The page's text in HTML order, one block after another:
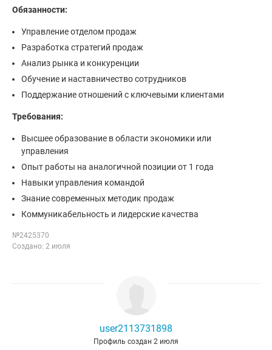
Обязанности:
Управление отделом продаж
Разработка стратегий продаж
Анализ рынка и конкуренции
Обучение и наставничество сотрудников
Поддержание отношений с ключевыми клиентами
Требования:
Высшее образование в области экономики или
управления
Опыт работы на аналогичной позиции от 1 года
Навыки управления командой
Знание современных методик продаж
Коммуникабельность и лидерские качества
№2425370
Создано: 2 июля
user2113731898
Профиль создан 2 июля